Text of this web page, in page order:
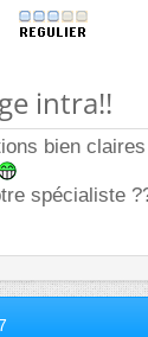
intra!!
bien
spécialiste